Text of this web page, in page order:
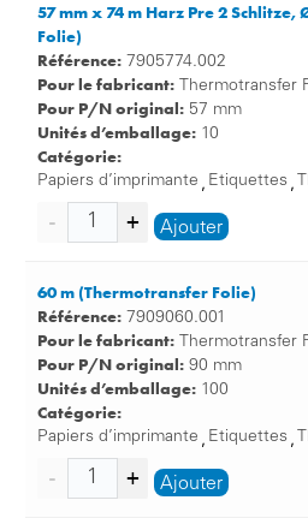
57 mm x 74 m Harz Pre 2
Folie)
Référence: 7905774.002
Pour le fabricant: Thermotransfer
Pour P/N original: 57 mm
Unités d’emballage: 10
Catégorie:
Papiers d’imprimante , Etiquettes ,
Ajouter
60 m (Thermotransfer Folie)
Référence: 7909060.001
Pour le fabricant: Thermotransfer
Pour P/N original: 90 mm
Unités d’emballage: 100
Catégorie:
Papiers d’imprimante , Etiquettes ,
Ajouter